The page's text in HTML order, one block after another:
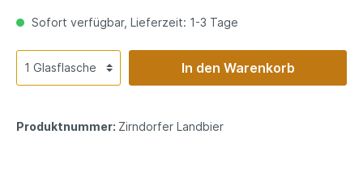
Sofort verfügbar, Lieferzeit: 1-3 Tage
In den Warenkorb
Produktnummer: Zirndorfer Landbier